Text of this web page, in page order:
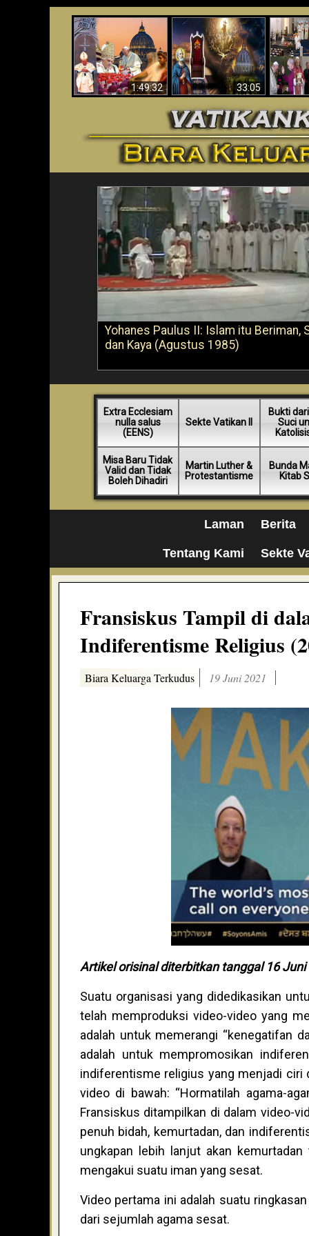
1:49:32
Wahyu di Vatikan
Sekarang
33:05
Apakah Alkitab
Memprediksikan 70
Tahun Tanpa
Seorang Paus?
Yohanes Paulus II: Islam itu Beriman,
dan Kaya (Agustus 1985)
Extra Ecclesiam
nulla salus
(EENS)
Sekte Vatikan II
Bukti
Suci
Misa Baru Tidak
Valid dan Tidak
Boleh Dihadiri
Martin Luther &
Protestantisme
Bunda
Kitab
Laman Berita
Tentang Kami Sekte
Fransiskus Tampil di
Indiferentisme Religius
Biara Keluarga Terkudus 19 Juni 2021
Artikel orisinal diterbitkan tanggal 16 Juni
Suatu organisasi yang didedikasikan
telah memproduksi video-video yang
adalah untuk memerangi “kenegatifan
adalah untuk mempromosikan
indiferentisme religius yang menjadi ciri
video di bawah: “Hormatilah agama-
Fransiskus ditampilkan di dalam video-
penuh bidah, kemurtadan, dan
ungkapan lebih lanjut akan
mengakui suatu iman yang sesat.
Video pertama ini adalah suatu
dari sejumlah agama sesat.